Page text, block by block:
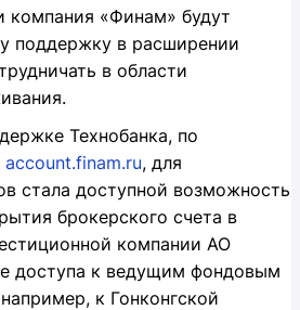
компания «Финам» будут
поддержку в расширении
в области
Технобанка, по
account.finam.ru, для
стала доступной возможность
брокерского счета в
компании АО
доступа к ведущим фондовым
к Гонконгской